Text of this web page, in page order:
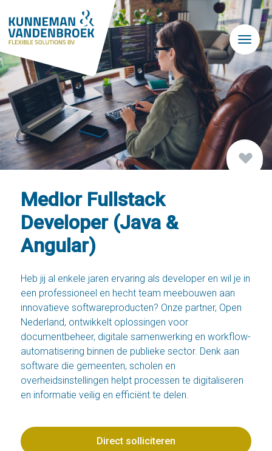
Medior Fullstack
Developer (Java &
Angular)
Heb jij al enkele jaren ervaring als developer en wil je in
een professioneel en hecht team meebouwen aan
innovatieve softwareproducten? Onze partner, Open
Nederland, ontwikkelt oplossingen voor
documentbeheer, digitale samenwerking en workflow-
automatisering binnen de publieke sector. Denk aan
software die gemeenten, scholen en
overheidsinstellingen helpt processen te digitaliseren
en informatie veilig en efficiënt te delen.
Direct solliciteren